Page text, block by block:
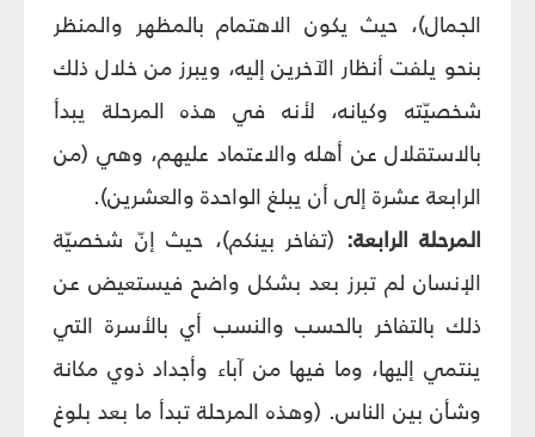
الجمال)، حيث يكون الاهتمام بالمظهر والمنظر
بنحو يلفت أنظار الآخرين إليه، ويبرز من خلال ذلك
شخصيّته وكيانه، لأنه في هذه المرحلة يبدأ
بالاستقلال عن أهله والاعتماد عليهم، وهي (من
الرابعة عشرة إلى أن يبلغ الواحدة والعشرين).
المرحلة الرابعة: (تفاخر بينكم)، حيث إنّ شخصيّة
الإنسان لم تبرز بعد بشكل واضح فيستعيض عن
ذلك بالتفاخر بالحسب والنسب أي بالأسرة التي
ينتمي إليها، وما فيها من آباء وأجداد ذوي مكانة
وشأن بين الناس. (وهذه المرحلة تبدأ ما بعد بلوغ